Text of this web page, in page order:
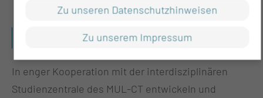
SCHUNGS­FÖR­DE­RUNG
In enger Kooperation mit der interdisziplinären
Studienzentrale des MUL-CT entwickeln und
Zu unseren Datenschutzhinweisen
Zu unserem Impressum